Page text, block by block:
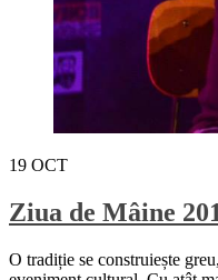
19 OCT
Ziua de Mâine
O tradiție se construiește